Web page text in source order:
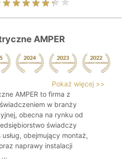
AMPER
Pokaż więcej >>
AMPER to firma z
w branży
obecna na rynku od
świadczy
obejmujący montaż,
naprawy instalacji